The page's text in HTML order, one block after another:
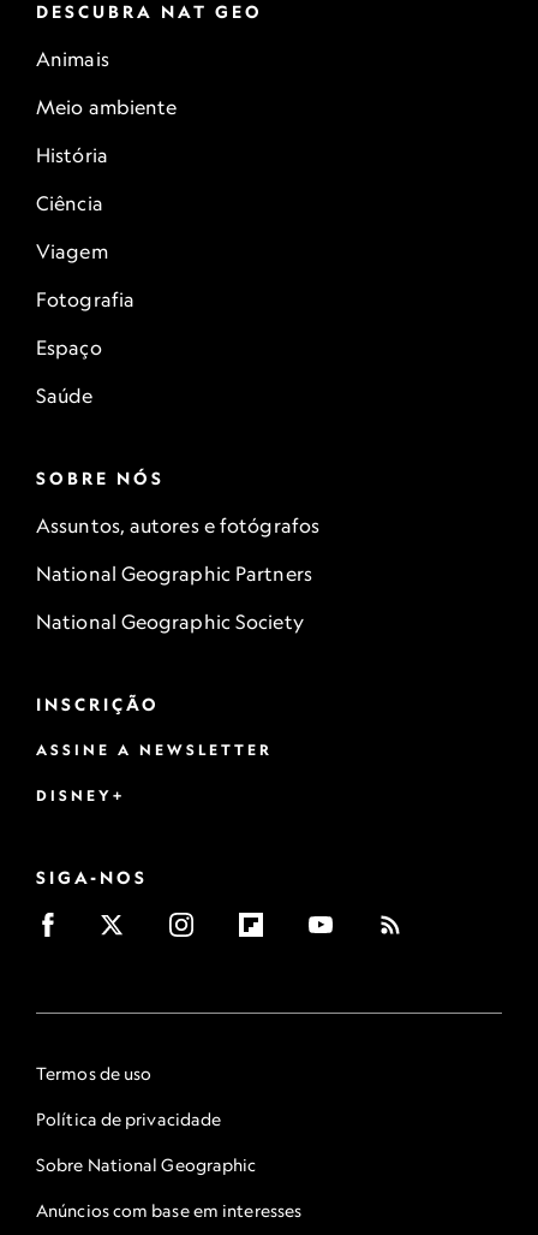
DESCUBRA NAT GEO
Animais
Meio ambiente
História
Ciência
Viagem
Fotografia
Espaço
Saúde
SOBRE NÓS
Assuntos, autores e fotógrafos
National Geographic Partners
National Geographic Society
INSCRIÇÃO
ASSINE A NEWSLETTER
DISNEY+
SIGA-NOS
Termos de uso
Política de privacidade
Sobre National Geographic
Anúncios com base em interesses